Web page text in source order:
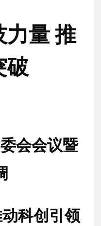
量 推
破
会会议暨
科创引领